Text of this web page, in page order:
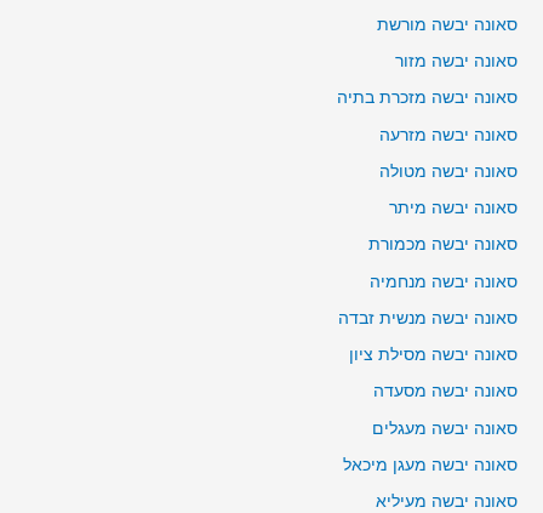
סאונה יבשה מורשת
סאונה יבשה מזור
סאונה יבשה מזכרת בתיה
סאונה יבשה מזרעה
סאונה יבשה מטולה
סאונה יבשה מיתר
סאונה יבשה מכמורת
סאונה יבשה מנחמיה
סאונה יבשה מנשית זבדה
סאונה יבשה מסילת ציון
סאונה יבשה מסעדה
סאונה יבשה מעגלים
סאונה יבשה מעגן מיכאל
סאונה יבשה מעיליא